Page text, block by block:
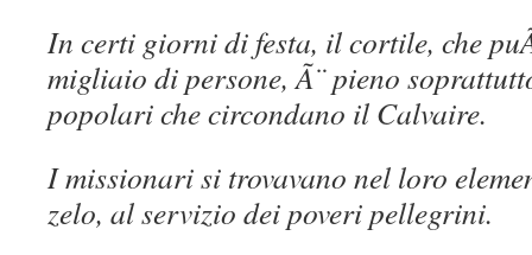
In certi giorni di festa, il cortile, che
migliaio di persone, Ã¨ pieno
popolari che circondano il Calvaire.
I missionari si trovavano nel loro
zelo, al servizio dei poveri pellegrini.